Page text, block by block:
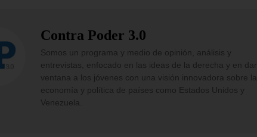
Contra Poder 3.0
Somos un programa y medio de opinión, análisis y
entrevistas, enfocado en las ideas de la derecha y en dar
ventana a los jóvenes con una visión innovadora sobre la
economía y política de países como Estados Unidos y
Venezuela.